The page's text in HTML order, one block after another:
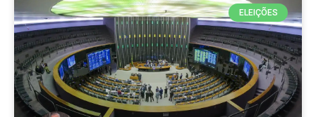
ELEIÇÕES